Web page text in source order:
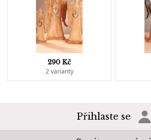
290 Kč
2 varianty
Přihlaste se